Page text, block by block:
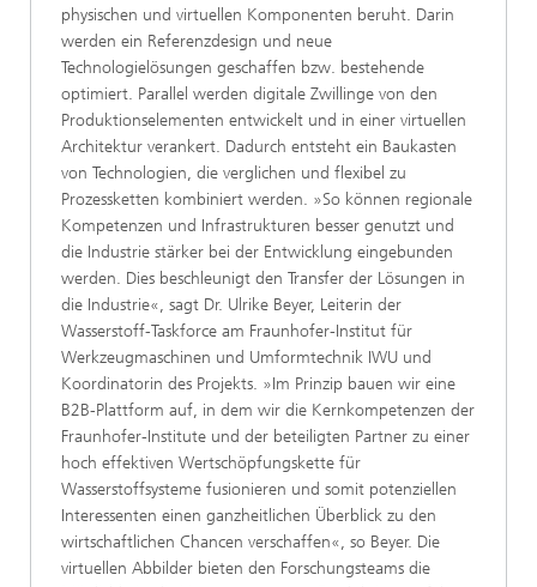
physischen und virtuellen Komponenten beruht. Darin
werden ein Referenzdesign und neue
Technologielösungen geschaffen bzw. bestehende
optimiert. Parallel werden digitale Zwillinge von den
Produktionselementen entwickelt und in einer virtuellen
Architektur verankert. Dadurch entsteht ein Baukasten
von Technologien, die verglichen und flexibel zu
Prozessketten kombiniert werden. »So können regionale
Kompetenzen und Infrastrukturen besser genutzt und
die Industrie stärker bei der Entwicklung eingebunden
werden. Dies beschleunigt den Transfer der Lösungen in
die Industrie«, sagt Dr. Ulrike Beyer, Leiterin der
Wasserstoff-Taskforce am Fraunhofer-Institut für
Werkzeugmaschinen und Umformtechnik IWU und
Koordinatorin des Projekts. »Im Prinzip bauen wir eine
B2B-Plattform auf, in dem wir die Kernkompetenzen der
Fraunhofer-Institute und der beteiligten Partner zu einer
hoch effektiven Wertschöpfungskette für
Wasserstoffsysteme fusionieren und somit potenziellen
Interessenten einen ganzheitlichen Überblick zu den
wirtschaftlichen Chancen verschaffen«, so Beyer. Die
virtuellen Abbilder bieten den Forschungsteams die